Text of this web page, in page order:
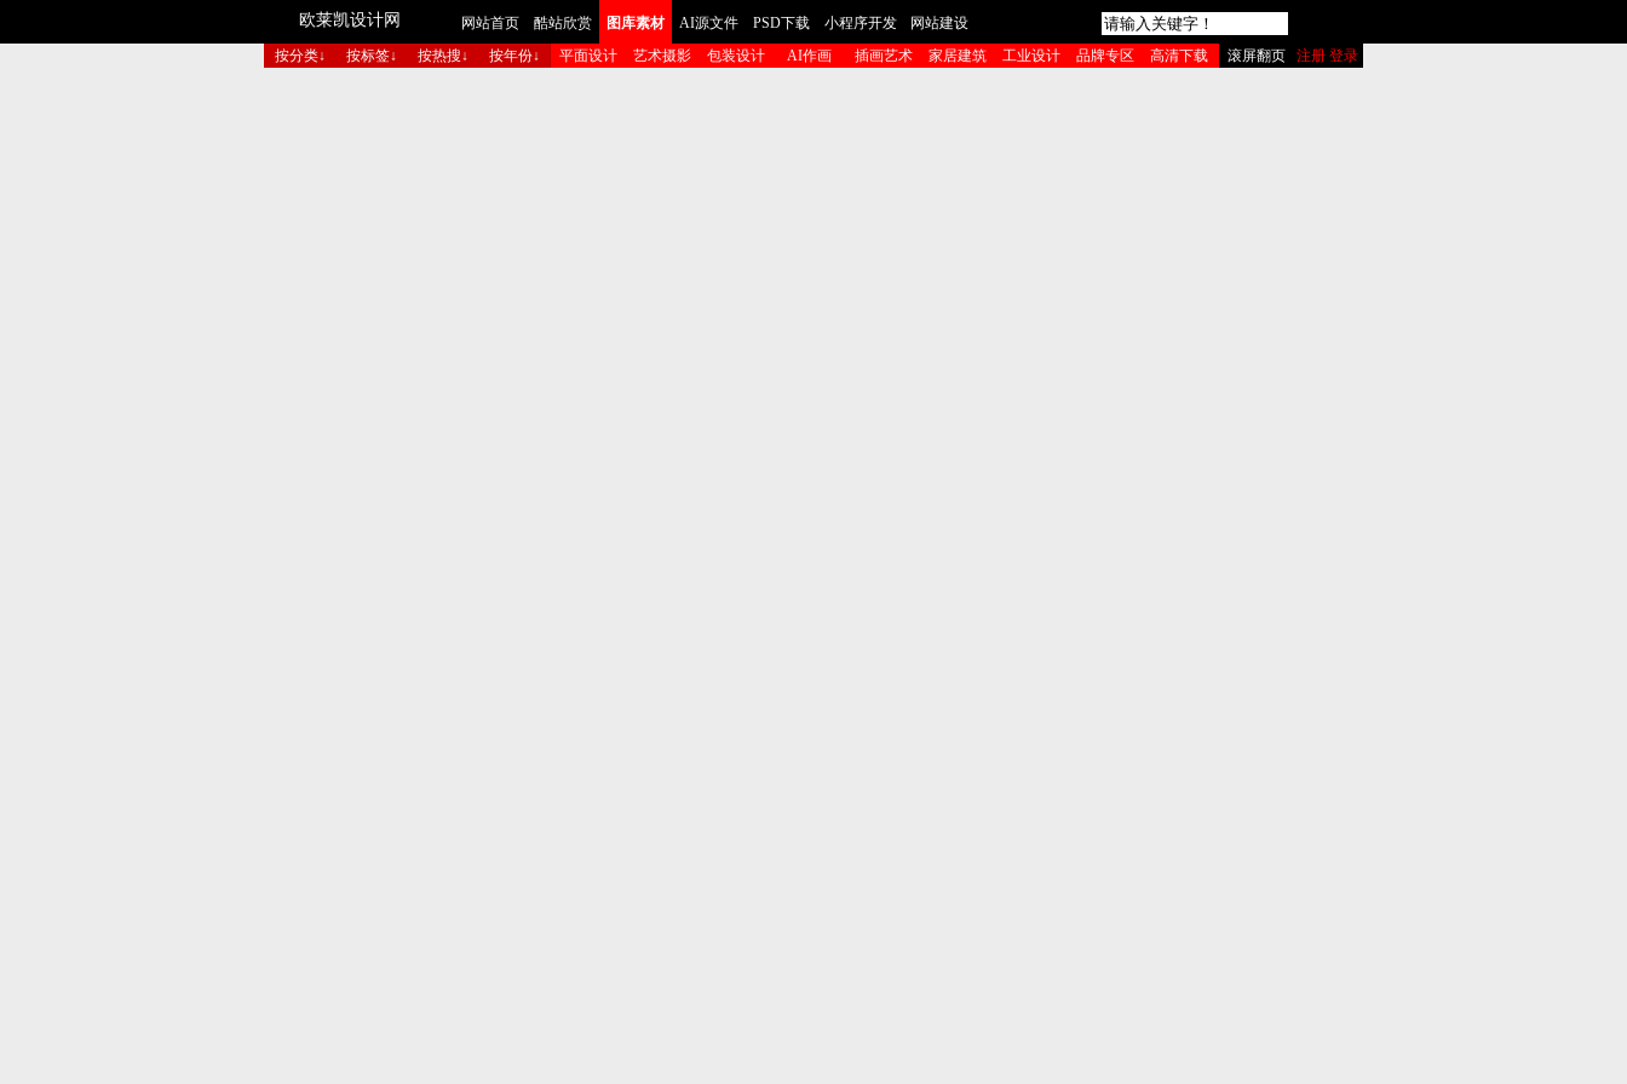
欧莱凯设计网 网站首页 酷站欣赏 图库素材 AI源文件 PSD下载 小程序开发
网站建设
按分类↓
按标签↓ 按热搜↓ 按年份↓ 平面设计 艺术摄影 包装设计 AI作画 插画艺术 家居建筑 工业设计 品牌专区 高清下载 注册 登录
滚屏翻页